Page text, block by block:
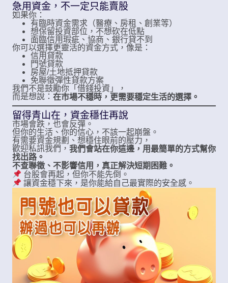
急用資金，不一定只能賣股
如果你：
有臨時資金需求（醫療、房租、創業等）
想保留投資部位，不想砍在低點
面臨信用瑕疵、協商、銀行貸不到
你可以選擇更靈活的資金方式，像是：
信用貸款
門號貸款
房屋/土地抵押貸款
免聯徵彈性貸款方案
我們不是鼓勵你「借錢投資」，
而是想說： 在市場不穩時，更需要穩定生活的選擇。
留得青山在，資金穩住再說
市場會跌，也會反彈。
但你的生活、你的信心，不該一起崩盤。
有需要資金規劃、想穩住眼前的壓力，
歡迎私訊我們， 我們會站在你這邊，用最簡單的方式幫你
找出路。
不查聯徵、不影響信用，真正解決短期困難。
台股會再起，但你不能先倒。
讓資金穩下來，是你能給自己最實際的安全感。